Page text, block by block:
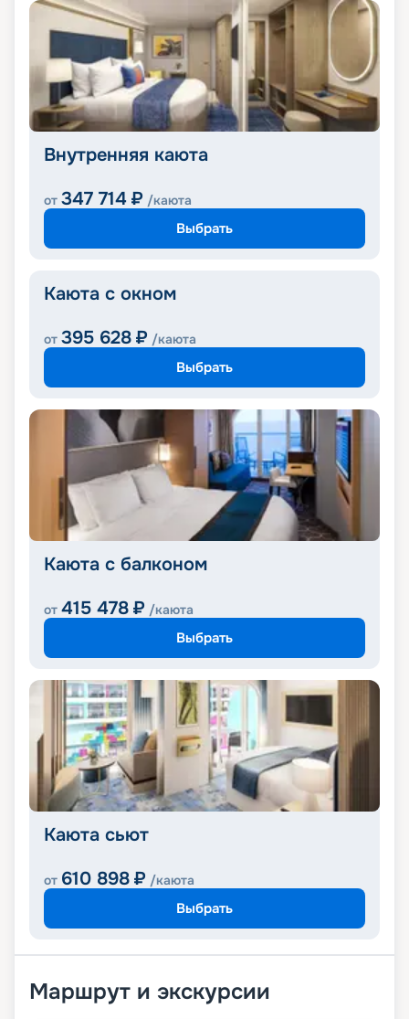
Внутренняя каюта
от 347 714 ₽ /каюта
Выбрать
Каюта с окном
от 395 628 ₽ /каюта
Выбрать
Каюта с балконом
от 415 478 ₽ /каюта
Выбрать
Каюта сьют
от 610 898 ₽ /каюта
Выбрать
Маршрут и экскурсии